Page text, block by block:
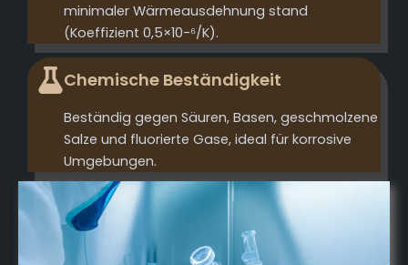
minimaler Wärmeausdehnung stand
(Koeffizient 0,5×10-⁶/K).
Chemische Beständigkeit
Beständig gegen Säuren, Basen, geschmolzene
Salze und fluorierte Gase, ideal für korrosive
Umgebungen.